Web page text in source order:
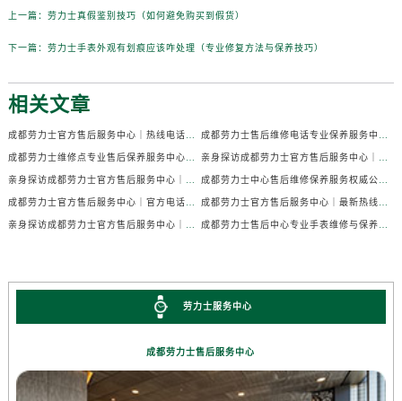
上一篇： 劳力士真假鉴别技巧（如何避免购买到假货）
下一篇： 劳力士手表外观有划痕应该咋处理（专业修复方法与保养技巧）
相关文章
劳力士服务中心
成都劳力士售后服务中心